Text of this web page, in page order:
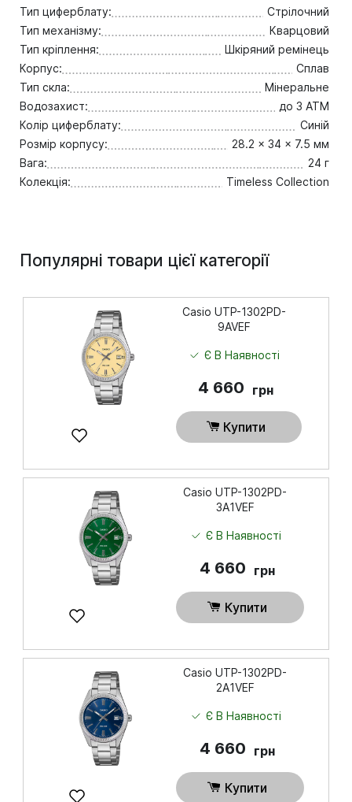
Тип циферблату:
Стрілочний
Тип механізму:
Кварцовий
Тип кріплення:
Шкіряний ремінець
Корпус:
Сплав
Тип скла:
Мінеральне
Водозахист:
до 3 ATM
Колір циферблату:
Синій
Розмір корпусу:
28.2 x 34 x 7.5 мм
Вага:
24 г
Колекція:
Timeless Collection
Популярні товари цієї категорії
Casio UTP-1302PD-
9AVEF
Є В Наявності
4 660 грн
Купити
Casio UTP-1302PD-
3A1VEF
Є В Наявності
4 660 грн
Купити
Casio UTP-1302PD-
2A1VEF
Є В Наявності
4 660 грн
Купити